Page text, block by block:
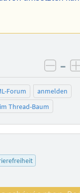
–
Forum
anmelden
Thread-Baum